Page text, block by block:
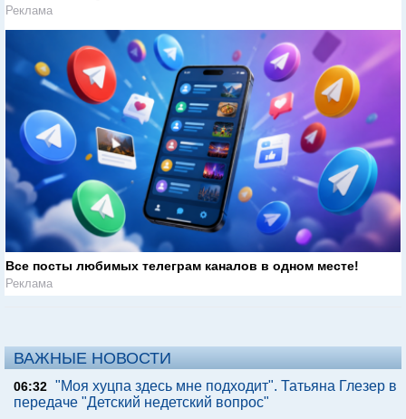
Реклама
Все посты любимых телеграм каналов в одном месте!
Реклама
ВАЖНЫЕ НОВОСТИ
06:32 "Моя хуцпа здесь мне подходит". Татьяна Глезер в
передаче "Детский недетский вопрос"